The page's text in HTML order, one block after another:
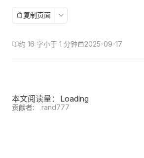
复制页面
约 16 字小于 1 分钟 2025-09-17
本文阅读量： Loading
贡献者: rand777